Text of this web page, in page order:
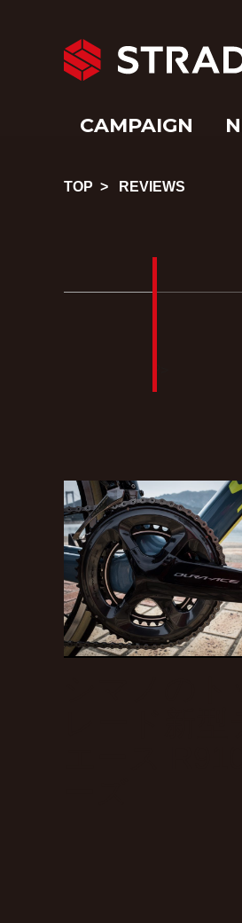
CAMPAIGN
TOP > REVIEWS